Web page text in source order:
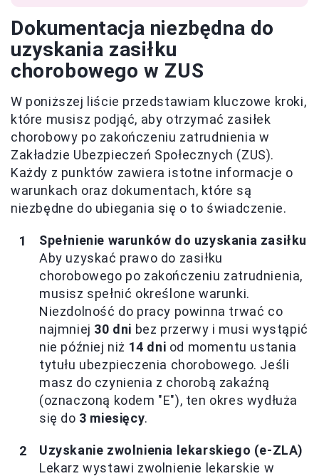
Dokumentacja niezbędna do
uzyskania zasiłku
chorobowego w ZUS
W poniższej liście przedstawiam kluczowe kroki,
które musisz podjąć, aby otrzymać zasiłek
chorobowy po zakończeniu zatrudnienia w
Zakładzie Ubezpieczeń Społecznych (ZUS).
Każdy z punktów zawiera istotne informacje o
warunkach oraz dokumentach, które są
niezbędne do ubiegania się o to świadczenie.
Spełnienie warunków do uzyskania zasiłku
Aby uzyskać prawo do zasiłku
chorobowego po zakończeniu zatrudnienia,
musisz spełnić określone warunki.
Niezdolność do pracy powinna trwać co
najmniej 30 dni bez przerwy i musi wystąpić
nie później niż 14 dni od momentu ustania
tytułu ubezpieczenia chorobowego. Jeśli
masz do czynienia z chorobą zakaźną
(oznaczoną kodem "E"), ten okres wydłuża
się do 3 miesięcy.
Uzyskanie zwolnienia lekarskiego (e-ZLA)
Lekarz wystawi zwolnienie lekarskie w